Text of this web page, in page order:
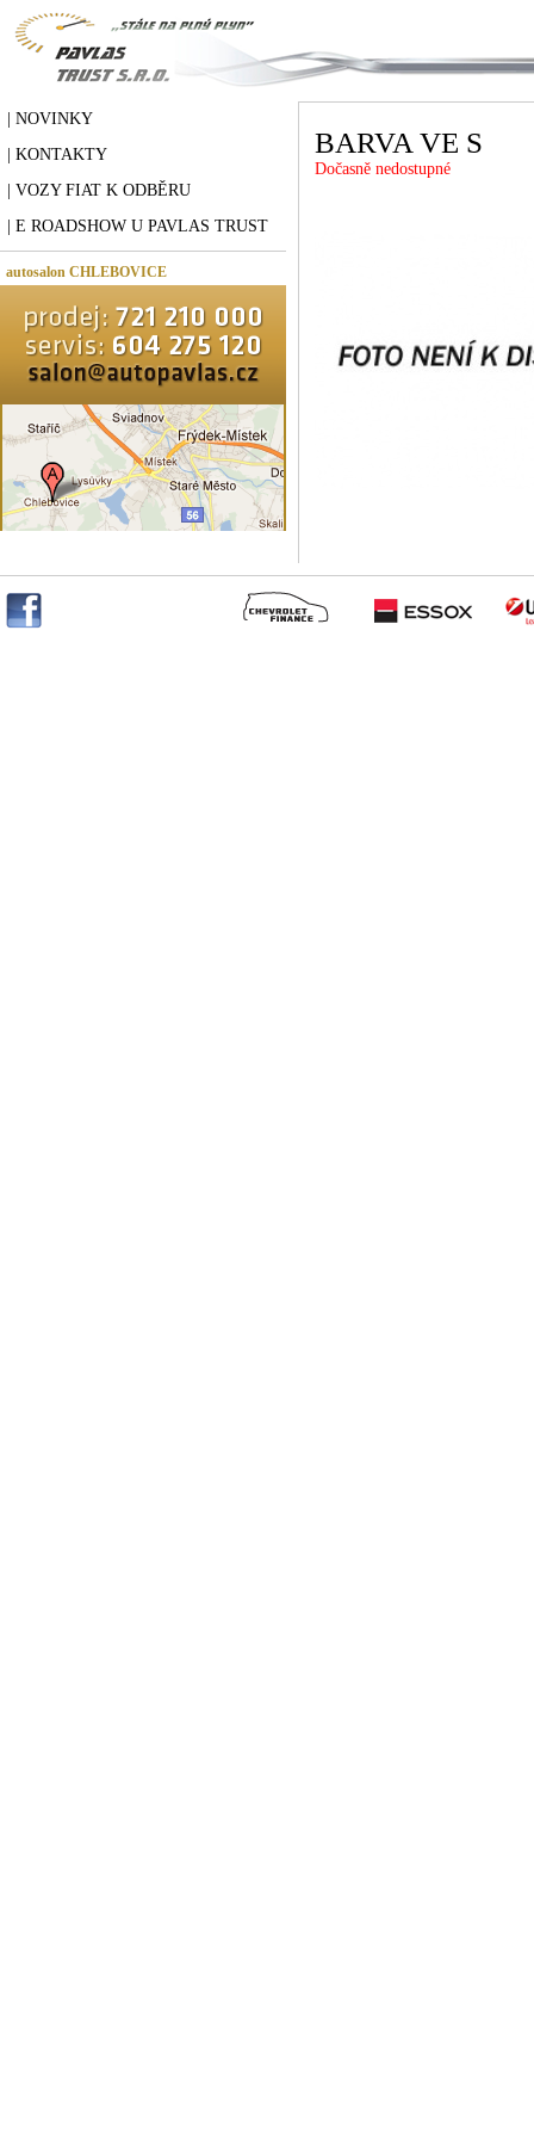
| NOVINKY
| KONTAKTY
| VOZY FIAT K ODBĚRU
| E ROADSHOW U PAVLAS TRUST
autosalon CHLEBOVICE
BARVA VE S
Dočasně nedostupné